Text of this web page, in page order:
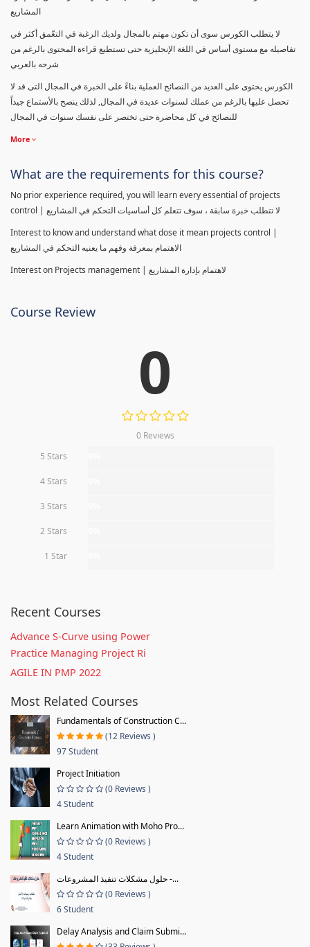
المشاريع
لا يتطلب الكورس سوى أن تكون مهتم بالمجال ولديك الرغبة في التعّمق أكثر في
تفاصيله مع مستوى أساس في اللغة الإنجليزية حتى تستطيع قراءة المحتوى بالرغم من
شرحه بالعربي
الكورس يحتوى على العديد من النصائح العملية بناءً على الخبرة في المجال التى قد لا
تحصل عليها بالرغم من عملك لسنوات عديدة في المجال, لذلك ينصح بالأستماع جيداً
للنصائح في كل محاضرة حتى تختصر على نفسك سنوات في المجال
More
What are the requirements for this course?
No prior experience required, you will learn every essential of projects
control | لا تتطلب خبرة سابقة ، سوف تتعلم كل أساسيات التحكم في المشاريع
Interest to know and understand what dose it mean projects control |
الاهتمام بمعرفة وفهم ما يعنيه التحكم في المشاريع
Interest on Projects management | لاهتمام بإدارة المشاريع
Course Review
0
0 Reviews
5 Stars
4 Stars
3 Stars
2 Stars
1 Star
Recent Courses
Advance S-Curve using Power
Practice Managing Project Ri
AGILE IN PMP 2022
Most Related Courses
Fundamentals of Construction C...
(12 Reviews )
97 Student
Project Initiation
(0 Reviews )
4 Student
Learn Animation with Moho Pro...
(0 Reviews )
4 Student
حلول مشكلات تنفيذ المشروعات -...
(0 Reviews )
6 Student
Delay Analysis and Claim Submi...